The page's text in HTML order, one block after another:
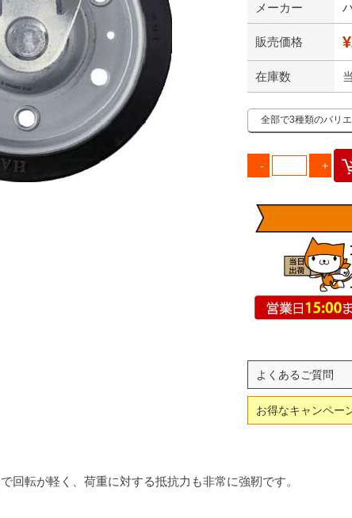
メーカー
販売価格
在庫数
全部で3種類のバリ
よくあるご質問
お得なキャンペー
回転が軽く、荷重に対する抵抗力も非常に強靭です。